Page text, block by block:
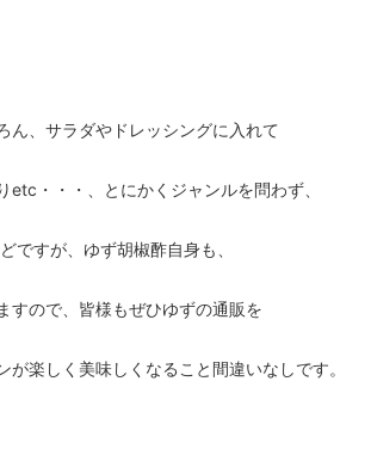
ん、サラダやドレッシングに入れて
・・・、とにかくジャンルを問わず、
ですが、ゆず胡椒酢自身も、
すので、皆様もぜひゆずの通販を
楽しく美味しくなること間違いなしです。